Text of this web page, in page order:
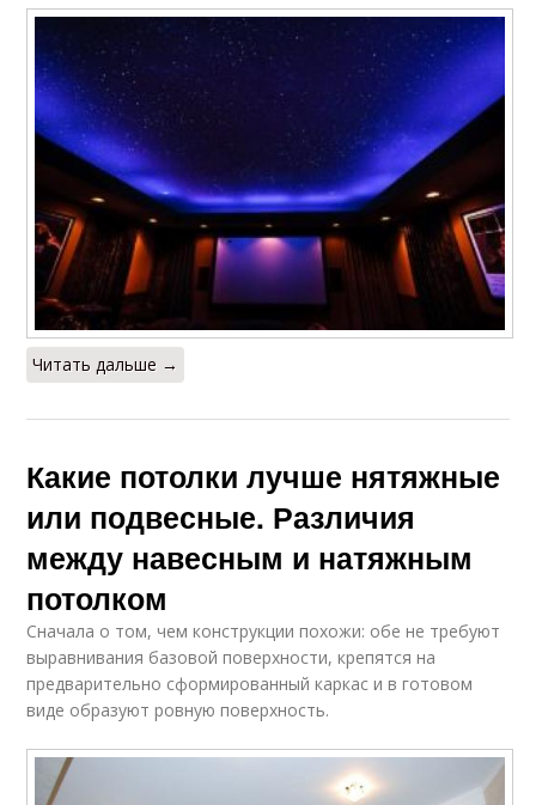
Читать дальше →
Какие потолки лучше нятяжные
или подвесные. Различия
между навесным и натяжным
потолком
Сначала о том, чем конструкции похожи: обе не требуют
выравнивания базовой поверхности, крепятся на
предварительно сформированный каркас и в готовом
виде образуют ровную поверхность.